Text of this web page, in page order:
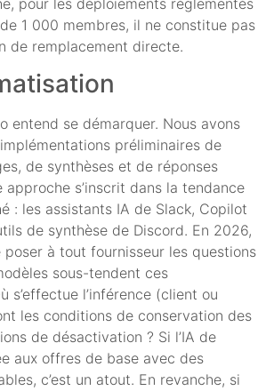
1 000 membres, il ne constitue pas
de remplacement directe.
entend se démarquer. Nous avons
préliminaires de
de synthèses et de réponses
s’inscrit dans la tendance
: les assistants IA de Slack, Copilot
de synthèse de Discord. En 2026,
poser à tout fournisseur les questions
sous-tendent ces
s’effectue l’inférence (client ou
les conditions de conservation des
de désactivation ? Si l’IA de
aux offres de base avec des
c’est un atout. En revanche, si